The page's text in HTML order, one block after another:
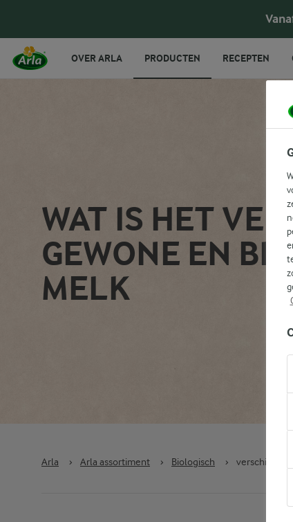
OVER ARLA PRODUCTEN RECEPTEN
WAT IS HET
GEWONE EN
MELK
Arla › Arla assortiment › Biologisch › verschil bio